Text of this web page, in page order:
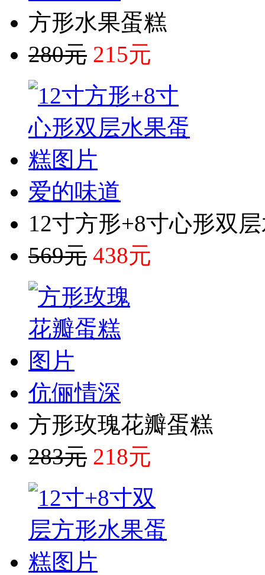
方形水果蛋糕
280元 215元
爱的味道
12寸方形+8寸心形双
569元 438元
伉俪情深
方形玫瑰花瓣蛋糕
283元 218元